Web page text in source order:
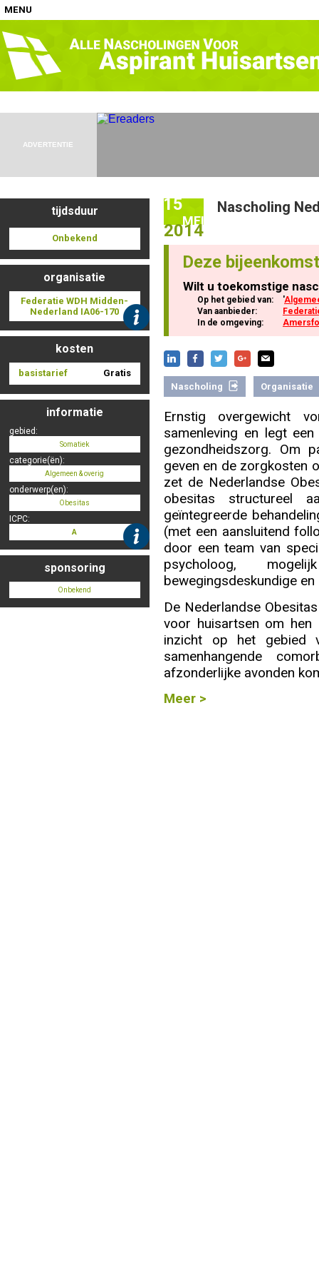
MENU
Home
Nascholingen op locatie (agenda)
Nascholingen online (elearning)
Nascholingen op aanvraag (in-company)
Nascholing aanmelden
Zoek op kaart
Inloggen
ADVERTENTIE
tijdsduur
Onbekend
organisatie
Federatie WDH Midden-
Nederland IA06-170
kosten
basistarief Gratis
informatie
gebied:
Somatiek
categorie(ën):
Algemeen & overig
onderwerp(en):
Obesitas
ICPC:
A
sponsoring
Onbekend
15
MEI
2014
Nascholing
Deze
Wilt u toekomstige
Op het gebied van: '
Van aanbieder:
In de omgeving:
Nascholing Organisatie
Ernstig overgewicht
samenleving en legt
gezondheidszorg. Om
geven en de zorgkosten
zet de Nederlandse
obesitas structureel
geïntegreerde
(met een aansluitend
door een team van
psycholoog,
bewegingsdeskundige
De Nederlandse
voor huisartsen om hen
inzicht op het gebied
samenhangende
afzonderlijke avonden
Meer >